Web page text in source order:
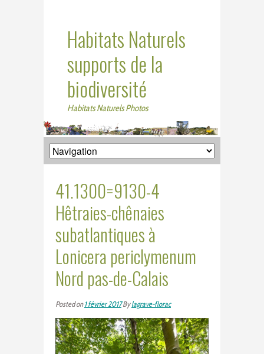
Habitats Naturels
supports de la
biodiversité
Habitats Naturels Photos
41.1300=9130-4
Hêtraies-chênaies
subatlantiques à
Lonicera periclymenum
Nord pas-de-Calais
Posted on1 février 2017Bylagrave-florac